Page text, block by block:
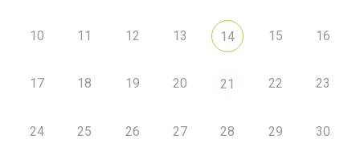
10 11 12 13 14 15 16
17 18 19 20 21 22 23
24 25 26 27 28 29 30